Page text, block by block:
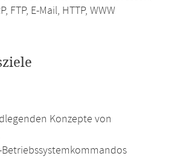
FTP, E-Mail, HTTP, WWW
Konzepte von